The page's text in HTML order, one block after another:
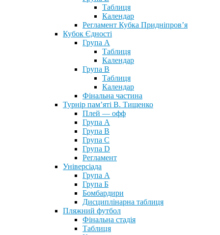
Таблиця
Календар
Регламент Кубка Придніпров’я
Кубок Єдності
Група А
Таблиця
Календар
Група В
Таблиця
Календар
Фінальна частина
Турнір пам’яті В. Тищенко
Плей — офф
Група А
Група B
Група С
Група D
Регламент
Універсіада
Група А
Група Б
Бомбардири
Дисциплінарна таблиця
Пляжний футбол
Фінальна стадія
Таблиця